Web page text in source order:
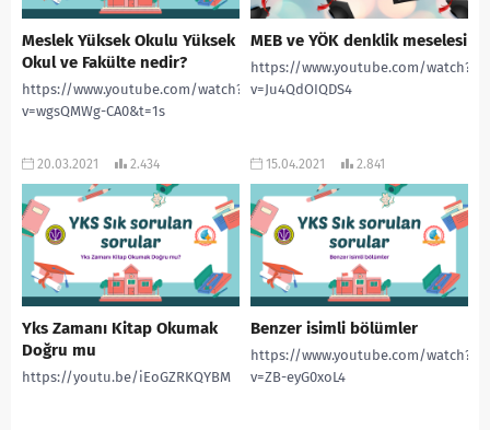
Meslek Yüksek Okulu Yüksek
Okul ve Fakülte nedir?
https://www.youtube.com/watch?
v=wgsQMWg-CA0&t=1s
20.03.2021 2.434
MEB ve YÖK denklik meselesi
https://www.youtube.com/watch?
v=Ju4QdOIQDS4
15.04.2021 2.841
Yks Zamanı Kitap Okumak
Doğru mu
https://youtu.be/iEoGZRKQYBM
Benzer isimli bölümler
https://www.youtube.com/watch?
v=ZB-eyG0xoL4